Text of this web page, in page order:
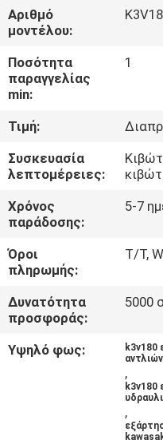
ΠΟΙΟΤΙΚΌΣ
ΈΛΕΓΧΟΣ
ΜΑΣ
ΕΛΆΤΕ
ΣΕ
ΕΠΑΦΉ
ΜΕ
ΕΙΔΉΣΕΙΣ
ΠΕΡΙΠΤΏΣΕΙΣ
Αριθμό
μοντέλου:
Ποσότητα
παραγγελίας
min:
1
Τιμή:
Συσκευασία
λεπτομέρειες:
Χρόνος
παράδοσης:
5-7
Όροι
πληρωμής:
T/T,
Δυνατότητα
προσφοράς:
5000
Υψηλό φως:
k3v180
αντλιών
,
k3v180
,